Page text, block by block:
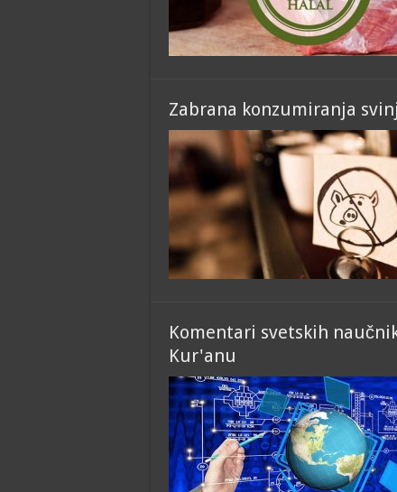
Zabrana konzumiranja
Komentari svetskih
Kur'anu